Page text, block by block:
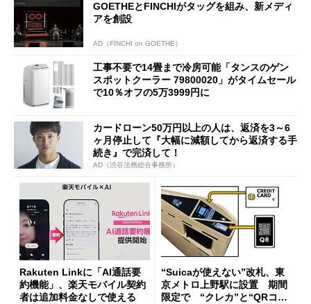
GOETHEとFINCHIがタッグを組み、新メディ
アを創設
AD（FINCHI on GOETHE）
工事不要で14畳まで冷房可能「タンスのゲン
スポットクーラー 79800020」がタイムセール
で10％オフの5万3999円に
カードローン50万円以上の人は、返済を3～6
ヶ月停止して『大幅に減額してから返済する手
続き』で完済して！
AD（渋谷法務総合事務所）
Rakuten Linkに「AI通話要
約機能」、楽天モバイル契約
者は追加料金なしで使える
“Suicaが使えない”改札、東
京メトロ上野駅に設置 期間
限定で “クレカ”と“QRコー